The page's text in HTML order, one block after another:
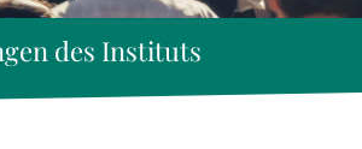
des Instituts